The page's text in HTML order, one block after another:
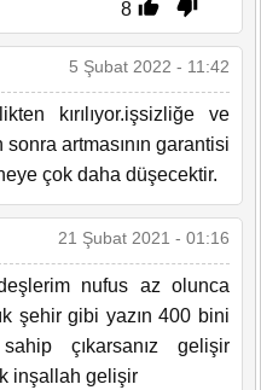
8
5 Şubat 2022 - 11:42
kırılıyor.işsizliğe ve
artmasının garantisi
çok daha düşecektir.
21 Şubat 2021 - 01:16
nufus az olunca
şehir gibi yazın 400 bini
çıkarsanız gelişir
inşallah gelişir